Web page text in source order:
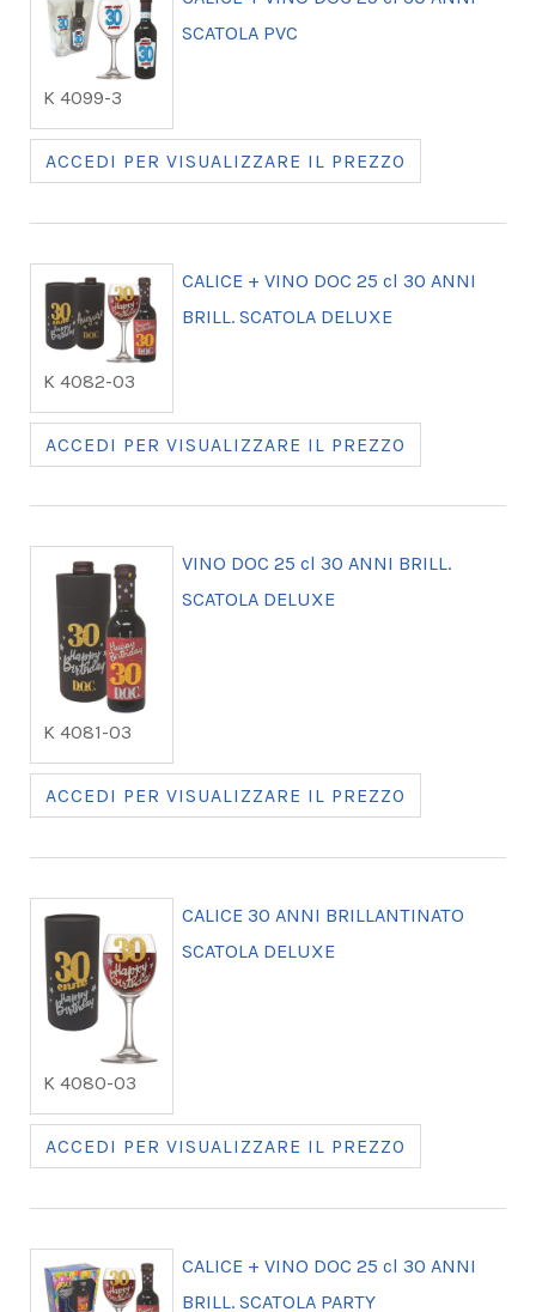
K 4099-3
SCATOLA PVC
ACCEDI PER VISUALIZZARE IL PREZZO
K 4082-03
CALICE + VINO DOC 25 cl 30 ANNI
BRILL. SCATOLA DELUXE
ACCEDI PER VISUALIZZARE IL PREZZO
K 4081-03
VINO DOC 25 cl 30 ANNI BRILL.
SCATOLA DELUXE
ACCEDI PER VISUALIZZARE IL PREZZO
K 4080-03
CALICE 30 ANNI BRILLANTINATO
SCATOLA DELUXE
ACCEDI PER VISUALIZZARE IL PREZZO
CALICE + VINO DOC 25 cl 30 ANNI
BRILL. SCATOLA PARTY